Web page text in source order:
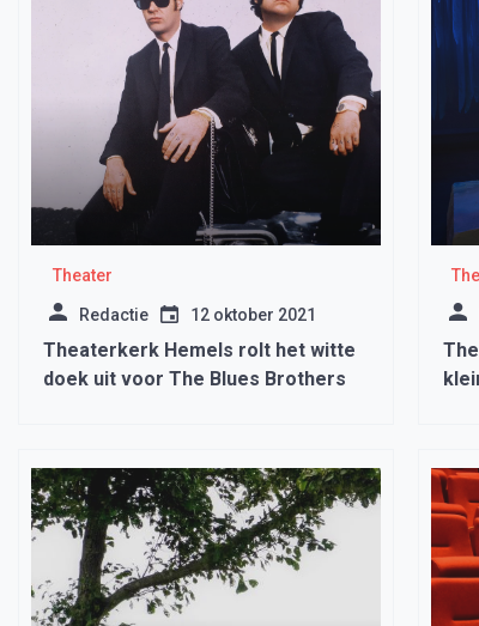
Theater
Redactie 12 oktober 2021
Theaterkerk Hemels rolt het witte
doek uit voor The Blues Brothers